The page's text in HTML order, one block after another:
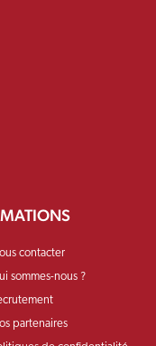
contacter
sommes-nous ?
partenaires